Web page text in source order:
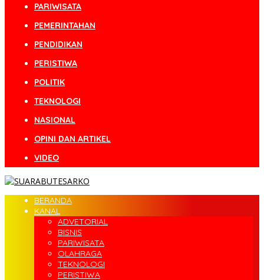
PARIWISATA
PEMERINTAHAN
PENDIDIKAN
PERISTIWA
POLITIK
TEKNOLOGI
NASIONAL
OPINI DAN ARTIKEL
VIDEO
BERANDA
KANAL
ADVETORIAL
BISNIS
PARIWISATA
OLAHRAGA
TEKNOLOGI
PERISTIWA